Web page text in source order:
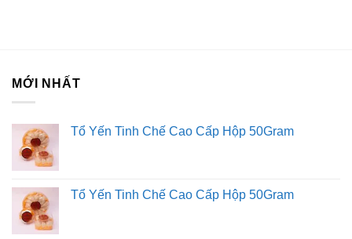
Liên hệ với Sài Gòn O2O
Hệ thống của chúng tôi
Kim Sài Gòn phân phối băng keo
Fortadeck ván sàn
Tư vấn đầu tư chứng khoán
Dịch Vụ Đăng Ký Kinh Doanh
MỚI NHẤT
Tổ Yến Tinh Chế Cao Cấp Hộp 50Gram
Tổ Yến Tinh Chế Cao Cấp Hộp 50Gram